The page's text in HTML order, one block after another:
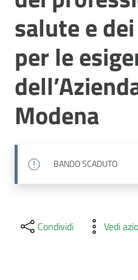
salute e
per le
Modena
BANDO SCADUTO
Condividi Vedi